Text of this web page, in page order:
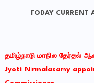
TODAY CURRENT
தமிழ்நாடு மாநில தேர்தல்
Jyoti Nirmalasamy